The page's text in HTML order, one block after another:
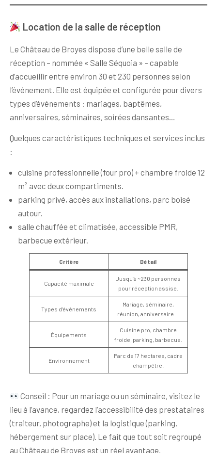
Location de la salle de réception
Le Château de Broyes dispose d’une belle salle de
réception – nommée « Salle Séquoia » – capable
d’accueillir entre environ 30 et 230 personnes selon
l’événement. Elle est équipée et configurée pour divers
types d’événements : mariages, baptêmes,
anniversaires, séminaires, soirées dansantes…
Quelques caractéristiques techniques et services inclus
:
cuisine professionnelle (four pro) + chambre froide 12
m² avec deux compartiments.
parking privé, accès aux installations, parc boisé
autour.
salle chauffée et climatisée, accessible PMR,
barbecue extérieur.
Critère Détail
Capacité maximale
Jusqu’à ~230 personnes
pour réception assise.
Types d’événements
Mariage, séminaire,
réunion, anniversaire…
Équipements
Cuisine pro, chambre
froide, parking, barbecue.
Environnement
Parc de 17 hectares, cadre
champêtre.
Conseil : Pour un mariage ou un séminaire, visitez le
lieu à l’avance, regardez l’accessibilité des prestataires
(traiteur, photographe) et la logistique (parking,
hébergement sur place). Le fait que tout soit regroupé
au Château de Broyes est un réel avantage.